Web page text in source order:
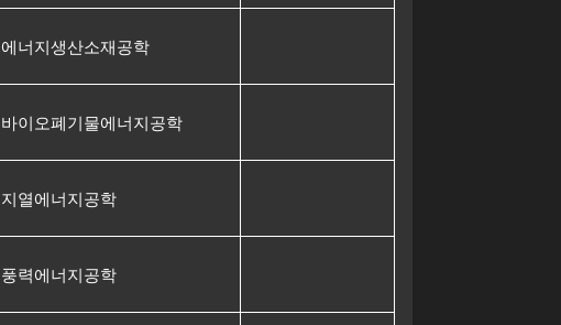
에너지생산소재공학
바이오폐기물에너지공학
지열에너지공학
풍력에너지공학